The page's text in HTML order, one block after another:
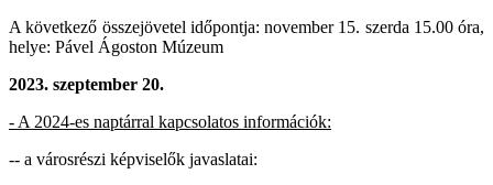
A következő összejövetel időpontja: november 15. szerda 15.00 óra,
helye: Pável Ágoston Múzeum
2023. szeptember 20.
- A 2024-es naptárral kapcsolatos információk:
-- a városrészi képviselők javaslatai: